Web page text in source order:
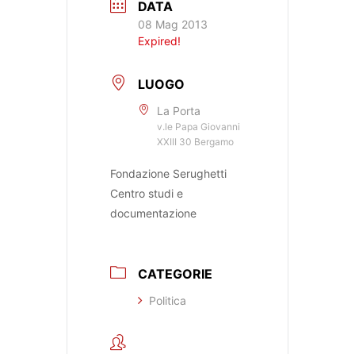
DATA
08 Mag 2013
Expired!
LUOGO
La Porta
v.le Papa Giovanni
XXIII 30 Bergamo
Fondazione Serughetti
Centro studi e
documentazione
CATEGORIE
Politica